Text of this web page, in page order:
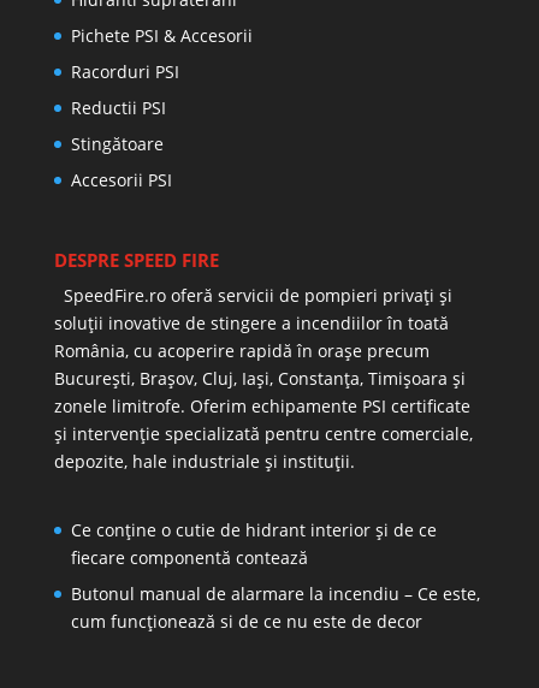
Pichete PSI & Accesorii
Racorduri PSI
Reductii PSI
Stingătoare
Accesorii PSI
DESPRE SPEED FIRE
SpeedFire.ro oferă servicii de pompieri privați și
soluții inovative de stingere a incendiilor în toată
România, cu acoperire rapidă în orașe precum
București, Brașov, Cluj, Iași, Constanța, Timișoara și
zonele limitrofe. Oferim echipamente PSI certificate
și intervenție specializată pentru centre comerciale,
depozite, hale industriale și instituții.
Ce conține o cutie de hidrant interior și de ce
fiecare componentă contează
Butonul manual de alarmare la incendiu – Ce este,
cum funcționează si de ce nu este de decor